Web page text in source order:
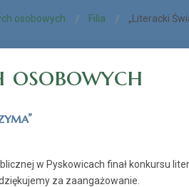
osobowych Filia „Literacki
w Pyskowicach finał konkursu
za zaangażowanie.